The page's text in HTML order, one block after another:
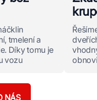
tmelení a
Díky tomu je
vozu
NÁS